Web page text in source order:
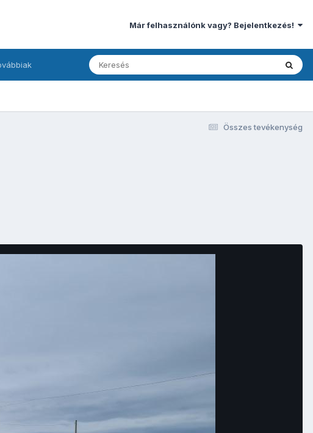
Már felhasználónk vagy? Bejelentkezés!
Összes tevékenység